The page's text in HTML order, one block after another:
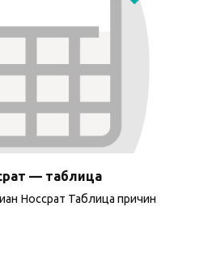
— таблица
Носсрат Таблица причин